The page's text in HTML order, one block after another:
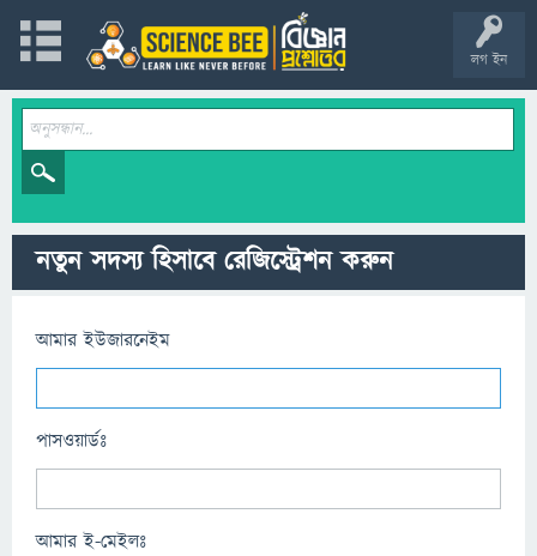
লগ ইন
নতুন সদস্য হিসাবে রেজিস্ট্রেশন করুন
আমার ইউজারনেইম
পাসওয়ার্ডঃ
আমার ই-মেইলঃ